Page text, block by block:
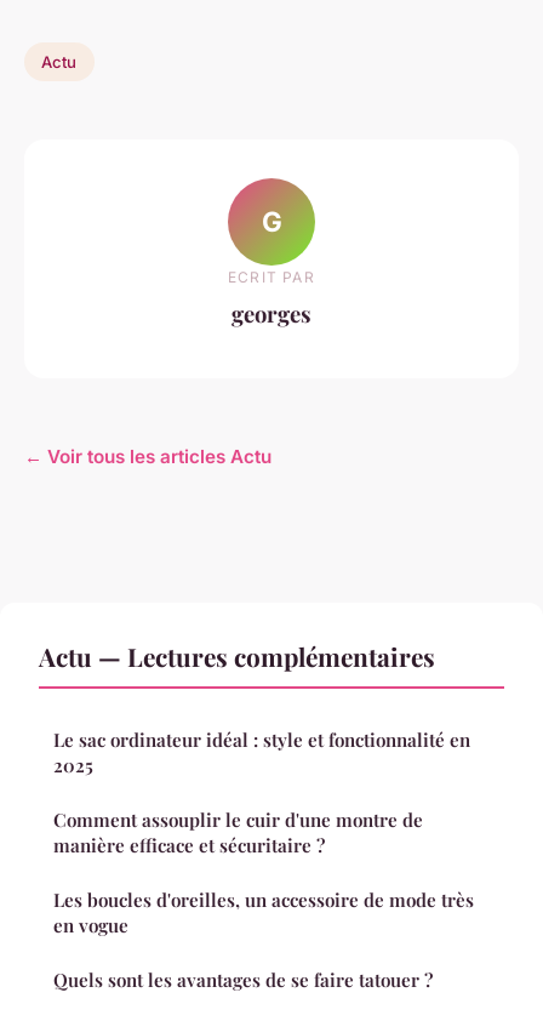
Actu
G
ECRIT PAR
georges
← Voir tous les articles Actu
Actu — Lectures complémentaires
Le sac ordinateur idéal : style et fonctionnalité en
2025
Comment assouplir le cuir d'une montre de
manière efficace et sécuritaire ?
Les boucles d'oreilles, un accessoire de mode très
en vogue
Quels sont les avantages de se faire tatouer ?